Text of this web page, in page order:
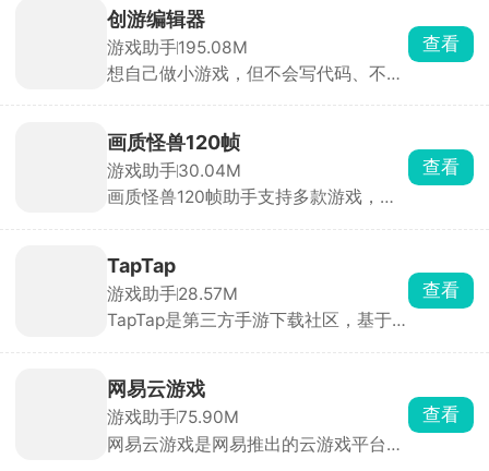
装，主机硬盘满了也能在手机上删旧游
戏腾空间，不用挨个在主机操作整理。
港服经常有大折扣、限时喜加一、PS
会员免费游戏，APP 会直接弹窗提醒，
创游编辑器
游戏助手195.08M
想自己做小游戏，但不会写代码、不会
新手照着模板改一改，十几分钟就能做
出一张可玩的关卡。做完作品一键发布
到社区，全网玩家都能玩你做的游戏，
还能刷别人做的小游戏玩。除了做游
查看
画质怪兽120帧
游戏助手30.04M
画质怪兽120帧助手支持多款游戏，一
意调整，找到最适合自己的游戏画面，
提高极致的游戏体验，享受超清的爽
感。除此以外，软件内还提供了准星工
具、bmi计算机、电子沐浴等功能，软
查看
TapTap
游戏助手28.57M
TapTap是第三方手游下载社区，基于
来自平台实名玩家，帮助快速种草。云
玩游戏无需下载，点开即玩 30 分钟高
清流式试玩，省存储、低配置也能体验
3A 手游。每款游戏自带论坛，支持图
查看
网易云游戏
游戏助手75.90M
网易云游戏是网易推出的云游戏平台，
查看